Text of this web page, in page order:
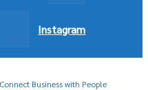
Instagram
Business with People